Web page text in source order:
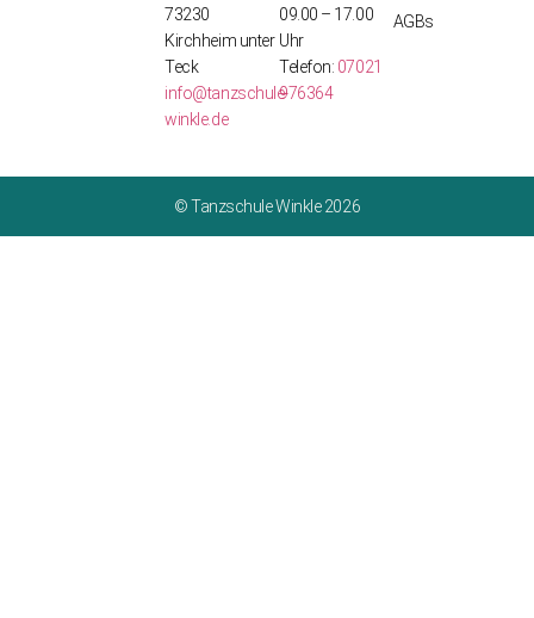
73230
Kirchheim unter
Teck
info@tanzschule-
winkle.de
09.00 – 17.00
Uhr
Telefon: 07021
976364
AGBs
© Tanzschule Winkle 2026